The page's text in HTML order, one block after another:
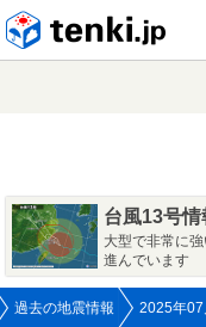
台風13号情
大型で非常に
進んでいます
過去の地震情報 2025年07